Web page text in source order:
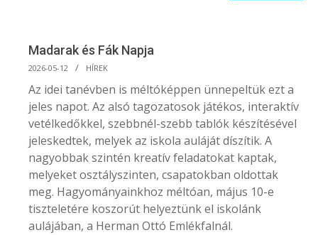
Madarak és Fák Napja
2026-
05-
12
2026-05-12 HÍREK
Az idei tanévben is méltóképpen ünnepeltük ezt a
jeles napot. Az alsó tagozatosok játékos, interaktív
vetélkedőkkel, szebbnél-szebb tablók készítésével
jeleskedtek, melyek az iskola auláját díszítik. A
nagyobbak szintén kreatív feladatokat kaptak,
melyeket osztályszinten, csapatokban oldottak
meg. Hagyományainkhoz méltóan, május 10-e
tiszteletére koszorút helyeztünk el iskolánk
aulájában, a Herman Ottó Emlékfalnál.